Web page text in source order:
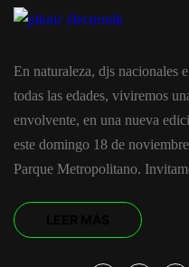
En naturaleza, djs nacionales
todas las edades, viviremos
envolvente, en una nueva
este domingo 18 de
Parque Metropolitano.